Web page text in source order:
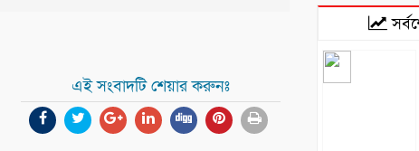
এই সংবাদটি শেয়ার করুনঃ